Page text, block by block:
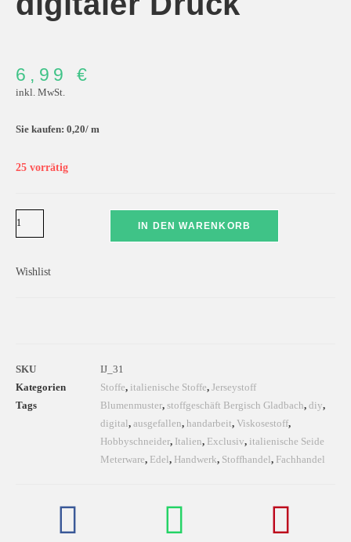
6,99 €
inkl. MwSt.
Sie kaufen: 0,20/ m
25 vorrätig
IN DEN WARENKORB
Wishlist
SKU
IJ_31
Kategorien
Stoffe, italienische Stoffe, Jerseystoff
Tags
Blumenmuster, stoffgeschäft Bergisch Gladbach, diy,
digital, ausgefallen, handarbeit, Viskosestoff,
Hobbyschneider, Italien, Exclusiv, italienische Seide
Meterware, Edel, Handwerk, Stoffhandel, Fachhandel